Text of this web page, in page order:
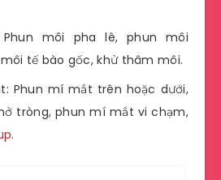
Phun môi pha lê, phun môi
tế bào gốc, khử thâm môi.
Phun mí mắt trên hoặc dưới,
tròng, phun mí mắt vi chạm,
.